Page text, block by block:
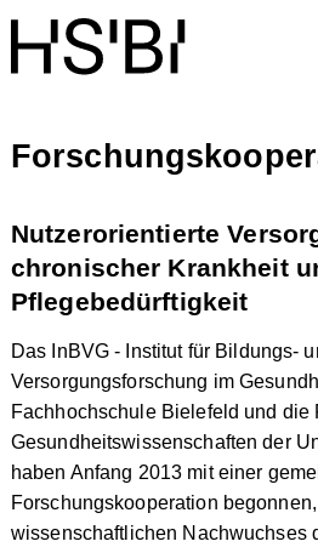
Nutzerorientierte
chronischer Krankheit
Pflegebedürftigkeit
Das InBVG - Institut für Bildungs-
Versorgungsforschung im
Fachhochschule Bielefeld und die
Gesundheitswissenschaften der
haben Anfang 2013 mit einer
Forschungskooperation
wissenschaftlichen Nachwuchses